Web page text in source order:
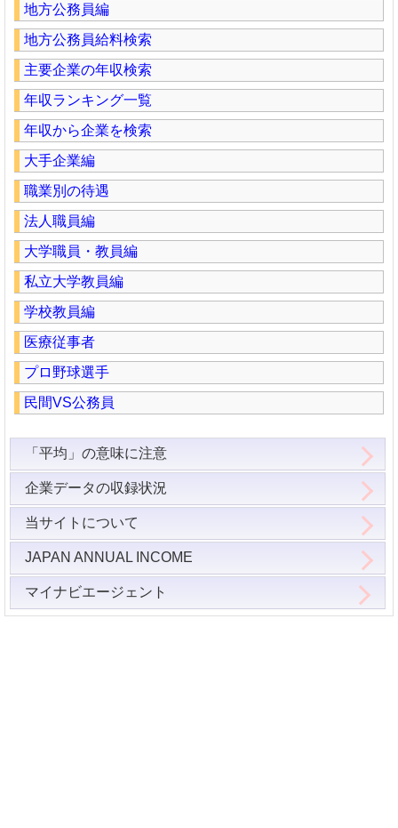
地方公務員編
地方公務員給料検索
主要企業の年収検索
年収ランキング一覧
年収から企業を検索
大手企業編
職業別の待遇
法人職員編
大学職員・教員編
私立大学教員編
学校教員編
医療従事者
プロ野球選手
民間VS公務員
「平均」の意味に注意
企業データの収録状況
当サイトについて
JAPAN ANNUAL INCOME
マイナビエージェント